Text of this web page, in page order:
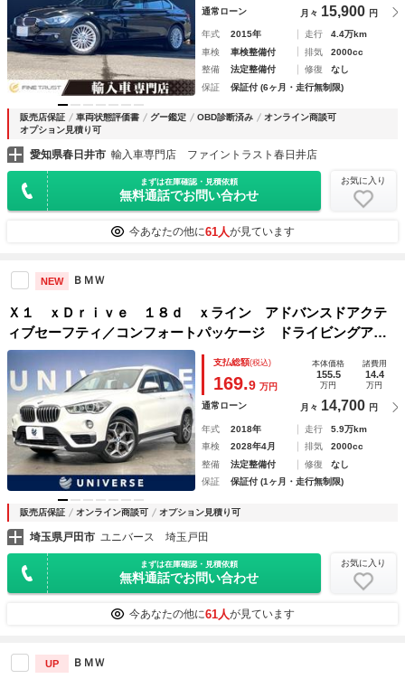
通常ローン 月々 15,900 円
年式 2015年 走行
4.4万km
車検
車検整備付 排気
2000cc
整備
法定整備付 修復
なし
保証
保証付 (6ヶ月・走行無制限)
販売店保証 車両状態評価書 グー鑑定 OBD診断済み
オンライン商談可
オプション見積り可
愛知県春日井市 輸入車専門店 ファイントラスト春日井店
まずは在庫確認・見積依頼
無料通話でお問い合わせ
お気に入り
今あなたの他に61人が見ています
NEW ＢＭＷ
Ｘ１ ｘＤｒｉｖｅ １８ｄ ｘライン アドバンスドアクテ
ィブセーフティ／コンフォートパッケージ ドライビングアシ
スト 純正ナビ リアビューカメラ アクティブクルーズコン
トロール ヘッドアップディスプレイ パワーバックドア 禁
煙車 ４ＷＤ
支払総額(税込)
169.9 万円
本体価格
155.5
万円
諸費用
14.4
万円
通常ローン 月々 14,700 円
年式 2018年 走行
5.9万km
車検
2028年4月 排気
2000cc
整備
法定整備付 修復
なし
保証
保証付 (1ヶ月・走行無制限)
販売店保証 オンライン商談可 オプション見積り可
埼玉県戸田市 ユニバース 埼玉戸田
まずは在庫確認・見積依頼
無料通話でお問い合わせ
お気に入り
今あなたの他に61人が見ています
UP ＢＭＷ